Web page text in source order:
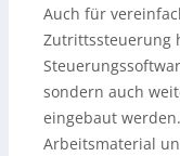
Auch für
Zutrittssteuerung
sondern auch
eingebaut
Arbeitsmaterial